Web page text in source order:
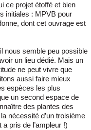
ce projet étoffé et bien
initiales : MPVB pour
dont cet ouvrage est
nous semble peu possible
un lieu dédié. Mais un
ne peut vivre que
aussi faire mieux
espèces les plus
un second espace de
des plantes des
nécessité d’un troisième
pris de l’ampleur !)